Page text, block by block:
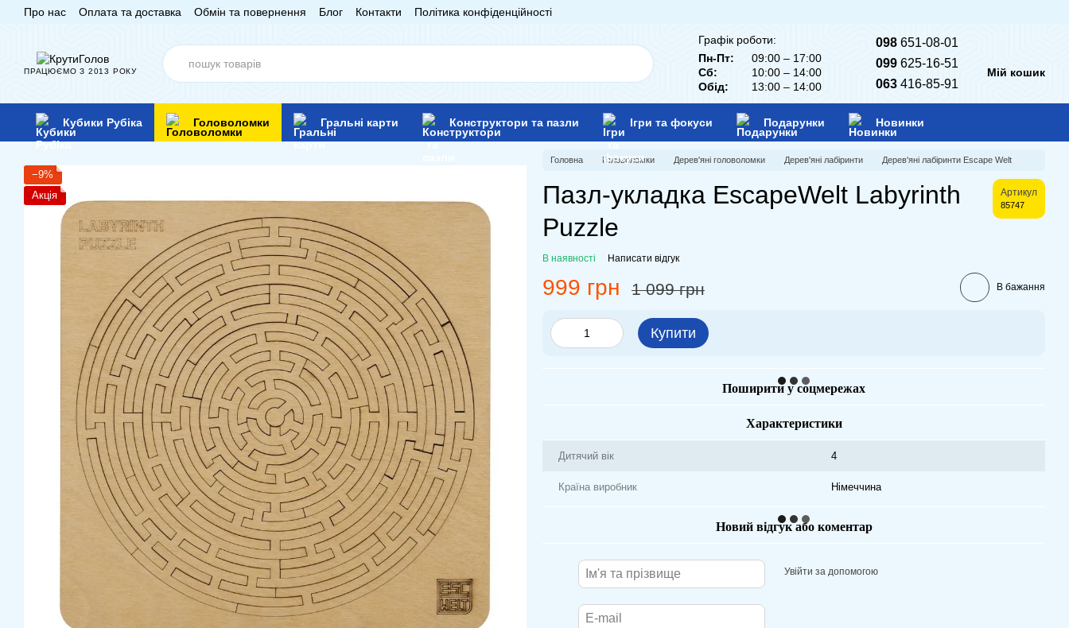
Перейти до основного контенту
Про нас Оплата та доставка Обмін та повернення Блог Контакти Політика конфіденційності
ПРАЦЮЄМО З 2013 РОКУ
Графік роботи:
Пн-Пт:
09:00 – 17:00
Сб:
10:00 – 14:00
Обід:
13:00 – 14:00
098651-08-01
099625-16-51
063416-85-91
Мій кошик
Кубики Рубіка Головоломки Гральні карти Конструктори та пазли Ігри та фокуси Подарунки Новинки
−9%
Акція
Головна Головоломки Дерев'яні головоломки Дерев'яні лабіринти Дерев'яні лабіринти Escape Welt
Пазл-укладка EscapeWelt Labyrinth
Puzzle
Артикул
85747
В наявності Написати відгук
999 грн 1 099 грн В бажання
Купити
Поширити у соцмережах
Характеристики
Дитячий вік 4
Країна виробник Німеччина
Новий відгук або коментар
Увійти за допомогою